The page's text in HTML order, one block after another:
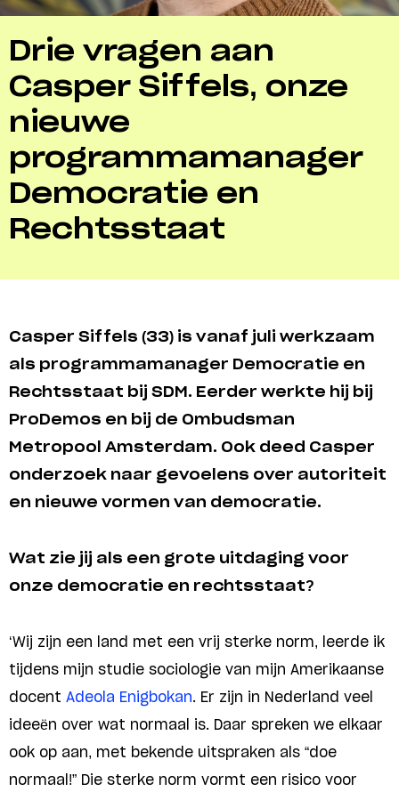
Drie vragen aan
Casper Siffels, onze
nieuwe
programmamanager
Democratie en
Rechtsstaat
Casper Siffels (33) is vanaf juli werkzaam
als programmamanager Democratie en
Rechtsstaat bij SDM. Eerder werkte hij bij
ProDemos en bij de Ombudsman
Metropool Amsterdam. Ook deed Casper
onderzoek naar gevoelens over autoriteit
en nieuwe vormen van democratie.
Wat zie jij als een grote uitdaging voor
onze democratie en rechtsstaat?
‘Wij zijn een land met een vrij sterke norm, leerde ik
tijdens mijn studie sociologie van mijn Amerikaanse
docent Adeola Enigbokan. Er zijn in Nederland veel
ideeën over wat normaal is. Daar spreken we elkaar
ook op aan, met bekende uitspraken als “doe
normaal!” Die sterke norm vormt een risico voor